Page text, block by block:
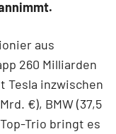
aus
260 Milliarden
Tesla inzwischen
€), BMW (37,5
Trio bringt es